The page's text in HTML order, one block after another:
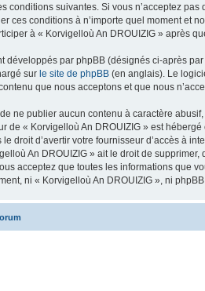
conditions suivantes. Si vous n’acceptez
ces conditions à n’importe quel moment et
à « Korvigelloù An DROUIZIG » après
développés par phpBB (désignés ci-après
sur le site de phpBB (en anglais). Le
que nous acceptons et que nous
ne publier aucun contenu à caractère
de « Korvigelloù An DROUIZIG » est
droit d’avertir votre fournisseur d’accès à
An DROUIZIG » ait le droit de
acceptez que toutes les informations que
ni « Korvigelloù An DROUIZIG », ni